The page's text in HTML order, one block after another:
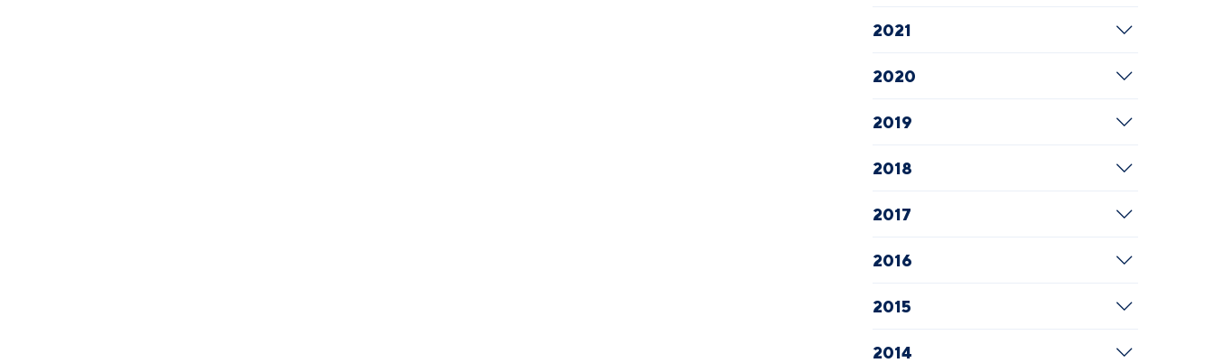
2021
2020
2019
2018
2017
2016
2015
2014